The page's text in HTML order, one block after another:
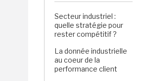
Secteur industriel :
quelle stratégie pour
rester compétitif ?
La donnée industrielle
au coeur de la
performance client